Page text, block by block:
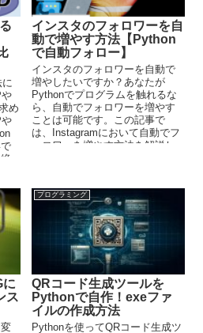
め
インスタのフォロワーを自
動で増やす方法【Python
で自動フォロー】
インスタのフォロワーを自動で
増やしたいですか？あなたが
Pythonでプログラムを触れるな
ら、自動でフォロワーを増やす
ことは可能です。この記事で
は、Instagramにおいて自動でフ
ォロワーを増やす方法を解説し
可能です。
に
ス
プログラミング
QRコード生成ツールを
Pythonで自作！exeファ
イルの作成方法
Pythonを使ってQRコード生成ツ